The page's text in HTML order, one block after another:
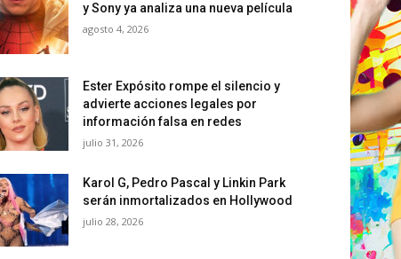
y Sony ya analiza una nueva película
agosto 4, 2026
Ester Expósito rompe el silencio y
advierte acciones legales por
información falsa en redes
julio 31, 2026
Karol G, Pedro Pascal y Linkin Park
serán inmortalizados en Hollywood
julio 28, 2026